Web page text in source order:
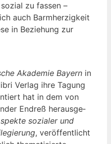
zu fas­sen –
auch Barm­her­zig­keit
in Bezie­hung zur
Aka­de­mie Bay­ern in
Ver­lag ihre Tagung
hat in dem von
End­reß her­aus­ge­
sozia­ler und
, ver­öf­fent­licht